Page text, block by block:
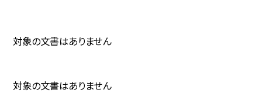
対象の文書はありません
対象の文書はありません